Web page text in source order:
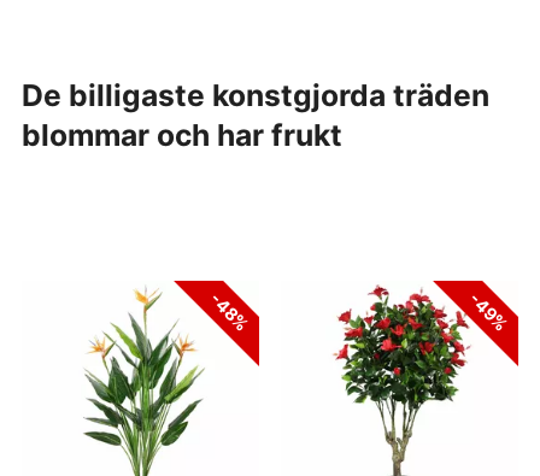
De billigaste konstgjorda träden
blommar och har frukt
-48% -49%